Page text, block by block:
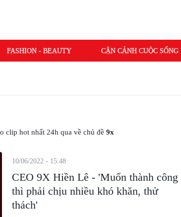
FASHION - BEAUTY CẬN CẢNH CUỘC SỐNG
clip hot nhất 24h qua về chủ đề 9x
CEO 9X Hiền Lê - 'Muốn thành công
thì phải chịu nhiều khó khăn, thử
thách'
10/06/2022 - 15:48